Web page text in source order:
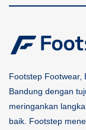
Footstep Footwear,
Bandung dengan
meringankan
baik. Footstep